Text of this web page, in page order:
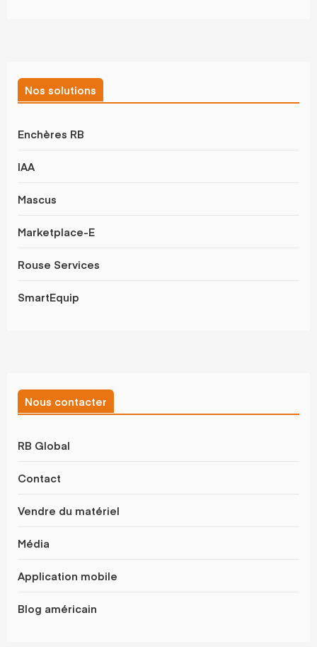
Nos solutions
Enchères RB
IAA
Mascus
Marketplace-E
Rouse Services
SmartEquip
Nous contacter
RB Global
Contact
Vendre du matériel
Média
Application mobile
Blog américain